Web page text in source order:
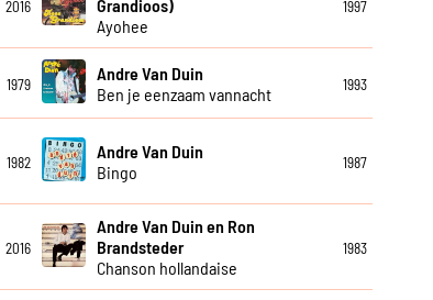
2016
Grandioos)
Ayohee
1997
1979
Andre Van Duin
Ben je eenzaam vannacht
1993
1982
Andre Van Duin
Bingo
1987
2016
Andre Van Duin en Ron
Brandsteder
Chanson hollandaise
1983